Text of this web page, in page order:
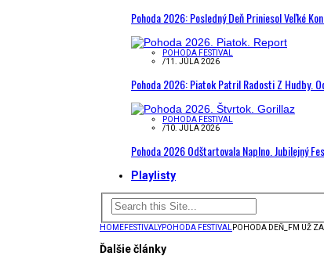
Pohoda 2026: Posledný Deň Priniesol Veľké
POHODA FESTIVAL
/11. JÚLA 2026
Pohoda 2026: Piatok Patril Radosti Z Hudby.
POHODA FESTIVAL
/10. JÚLA 2026
Pohoda 2026 Odštartovala Naplno. Jubilejný
Playlisty
HOMEFESTIVALYPOHODA FESTIVAL POHODA DEŇ_FM UŽ
Ďalšie články